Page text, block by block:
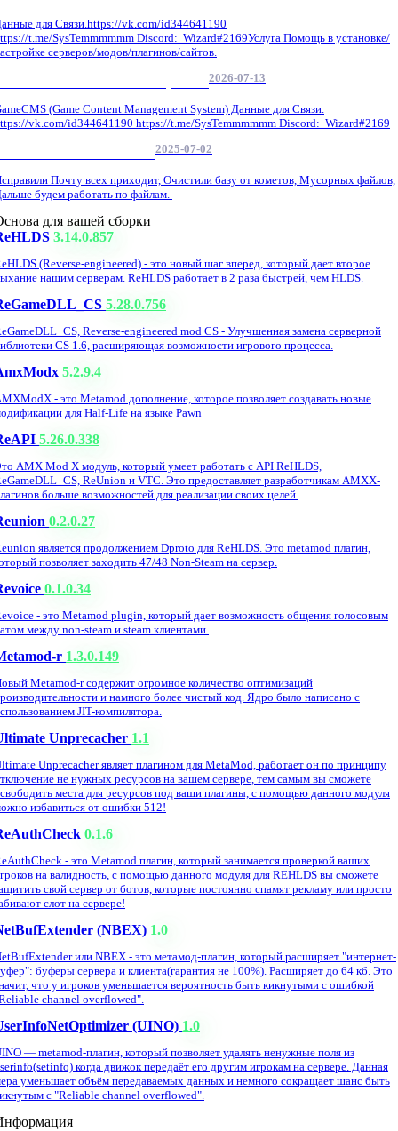
для Связи.https://vk.com/id344641190
t.me/SysTemmmmmm Discord: Wizard#2169Услуга Помощь в установке/
серверов/модов/плагинов/сайтов.
2026-07-13
(Game Content Management System) Данные для Связи.
vk.com/id344641190 https://t.me/SysTemmmmmm Discord: Wizard#2169
2025-07-02
Почту всех приходит, Очистили базу от кометов, Мусорных файлов,
будем работать по файлам.
для вашей сборки
3.14.0.857
(Reverse-engineered) - это новый шаг вперед, который дает второе
нашим серверам. ReHLDS работает в 2 раза быстрей, чем HLDS.
5.28.0.756
Reverse-engineered mod CS - Улучшенная замена серверной
CS 1.6, расширяющая возможности игрового процесса.
5.2.9.4
- это Metamod дополнение, которое позволяет создавать новые
для Half-Life на языке Pawn
5.26.0.338
AMX Mod X модуль, который умеет работать с API ReHLDS,
ReUnion и VTC. Это предоставляет разработчикам AMXX-
больше возможностей для реализации своих целей.
0.2.0.27
является продолжением Dproto для ReHLDS. Это metamod плагин,
позволяет заходить 47/48 Non-Steam на сервер.
0.1.0.34
- это Metamod plugin, который дает возможность общения голосовым
между non-steam и steam клиентами.
r 1.3.0.149
Metamod-r содержит огромное количество оптимизаций
и намного более чистый код. Ядро было написано с
JIT-компилятора.
Unprecacher 1.1
Unprecacher являет плагином для MetaMod, работает он по принципу
не нужных ресурсов на вашем сервере, тем самым вы сможете
места для ресурсов под ваши плагины, с помощью данного модуля
избавиться от ошибки 512!
0.1.6
- это Metamod плагин, который занимается проверкой ваших
на валидность, с помощью данного модуля для REHLDS вы сможете
свой сервер от ботов, которые постоянно спамят рекламу или просто
слот на сервере!
(NBEX) 1.0
или NBEX - это метамод-плагин, который расширяет "интернет-
буферы сервера и клиента(гарантия не 100%). Расширяет до 64 кб. Это
что у игроков уменьшается вероятность быть кикнутыми с ошибкой
channel overflowed".
(UINO) 1.0
— metamod-плагин, который позволяет удалять ненужные поля из
когда движок передаёт его другим игрокам на сервере. Данная
уменьшает объём передаваемых данных и немного сокращает шанс быть
с "Reliable channel overflowed".